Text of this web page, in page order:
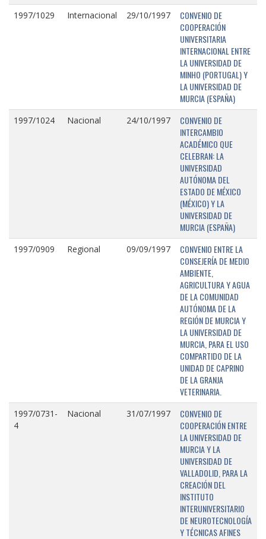
1997/1029 Internacional 29/10/1997
CONVENIO DE
COOPERACIÓN
UNIVERSITARIA
INTERNACIONAL ENTRE
LA UNIVERSIDAD DE
MINHO (PORTUGAL) Y
LA UNIVERSIDAD DE
MURCIA (ESPAÑA)
1997/1024 Nacional 24/10/1997
CONVENIO DE
INTERCAMBIO
ACADÉMICO QUE
CELEBRAN: LA
UNIVERSIDAD
AUTÓNOMA DEL
ESTADO DE MÉXICO
(MÉXICO) Y LA
UNIVERSIDAD DE
MURCIA (ESPAÑA)
1997/0909 Regional 09/09/1997
CONVENIO ENTRE LA
CONSEJERÍA DE MEDIO
AMBIENTE,
AGRICULTURA Y AGUA
DE LA COMUNIDAD
AUTÓNOMA DE LA
REGIÓN DE MURCIA Y
LA UNIVERSIDAD DE
MURCIA, PARA EL USO
COMPARTIDO DE LA
UNIDAD DE CAPRINO
DE LA GRANJA
VETERINARIA.
1997/0731-
4
Nacional 31/07/1997
CONVENIO DE
COOPERACIÓN ENTRE
LA UNIVERSIDAD DE
MURCIA Y LA
UNIVERSIDAD DE
VALLADOLID, PARA LA
CREACIÓN DEL
INSTITUTO
INTERUNIVERSITARIO
DE NEUROTECNOLOGÍA
Y TÉCNICAS AFINES